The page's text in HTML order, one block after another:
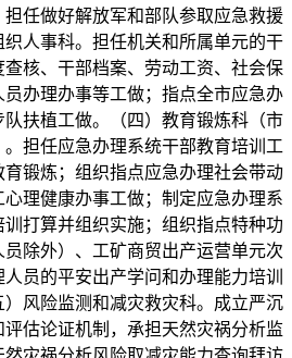
任做好解放军和部队参取应急救援
人事科。担任机关和所属单元的干
核、干部档案、劳动工资、社会保
办理办事等工做；指点全市应急办
扶植工做。（四）教育锻炼科（市
担任应急办理系统干部教育培训工
锻炼；组织指点应急办理社会带动
理健康办事工做；制定应急办理系
打算并组织实施；组织指点特种功
除外）、工矿商贸出产运营单元次
员的平安出产学问和办理能力培训
风险监测和减灾救灾科。成立严沉
估论证机制，承担天然灾祸分析监